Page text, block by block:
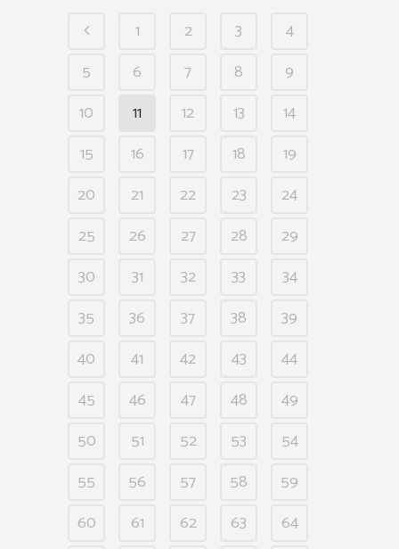
1 2 3
4
5
6 7 8
9
10
11 12 13
14
15
16 17 18
19
20
21 22 23
24
25
26 27 28
29
30
31 32 33
34
35
36 37 38
39
40
41 42 43
44
45
46 47 48
49
50
51 52 53
54
55
56 57 58
59
60
61 62 63
64